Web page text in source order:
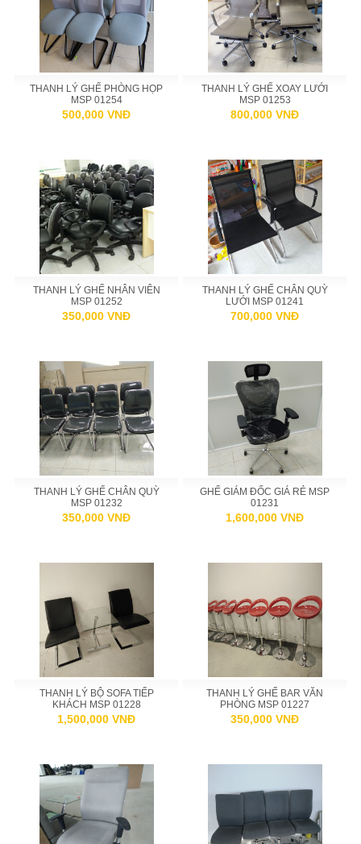
THANH LÝ GHẾ PHÒNG HỌP
MSP 01254
500,000 VNĐ
THANH LÝ GHẾ XOAY LƯỚI
MSP 01253
800,000 VNĐ
THANH LÝ GHẾ NHÂN VIÊN
MSP 01252
350,000 VNĐ
THANH LÝ GHẾ CHÂN QUỲ
LƯỚI MSP 01241
700,000 VNĐ
THANH LÝ GHẾ CHÂN QUỲ
MSP 01232
350,000 VNĐ
GHẾ GIÁM ĐỐC GIÁ RẺ MSP
01231
1,600,000 VNĐ
THANH LÝ BỘ SOFA TIẾP
KHÁCH MSP 01228
1,500,000 VNĐ
THANH LÝ GHẾ BAR VĂN
PHÒNG MSP 01227
350,000 VNĐ